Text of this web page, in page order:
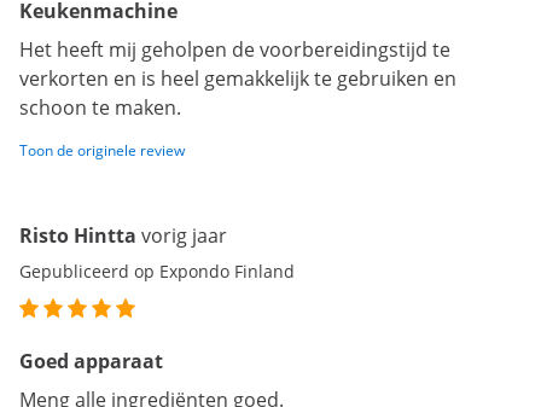
Keukenmachine
Het heeft mij geholpen de voorbereidingstijd te
verkorten en is heel gemakkelijk te gebruiken en
schoon te maken.
Toon de originele review
Risto Hintta vorig jaar
Gepubliceerd op Expondo Finland
Goed apparaat
Meng alle ingrediënten goed.